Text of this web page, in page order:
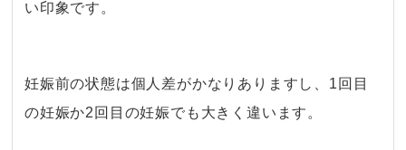
い印象です。
妊娠前の状態は個人差がかなりありますし、1回目
の妊娠か2回目の妊娠でも大きく違います。